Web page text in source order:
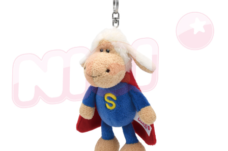
恩沛科技股份有限公司將有權停止該用戶之使用額度並採取法律行動。